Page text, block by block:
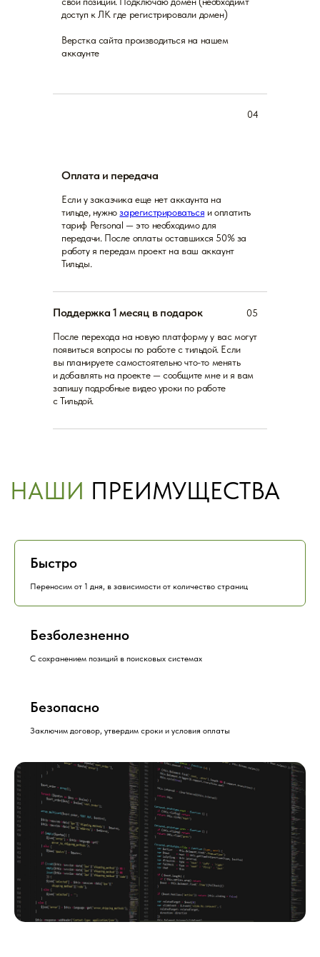
04
доступ к ЛК где регистрировали домен)
Верстка сайта производиться на нашем
аккаунте
Оплата и передача
Если у заказчика еще нет аккаунта на
тильде, нужнозарегистрироваться и оплатить
тариф Personal — это необходимо для
передачи. После оплаты оставшихся 50% за
работу я передам проект на ваш аккаунт
Тильды.
Поддержка 1 месяц в подарок 05
После перехода на новую платформу у вас могут
появиться вопросы по работе с тильдой. Если
вы планируете самостоятельно что-то менять
и добавлять на проекте — сообщите мне и я вам
запишу подробные видео уроки по работе
с Тильдой.
Быстро
Переносим от 1 дня, в зависимости от количество страниц
Безболезненно
С сохранением позиций в поисковых системах
Безопасно
Заключим договор, утвердим сроки и условия оплаты
Почему стоит заказать
Тильдуу нас?
свободу: уникальные анимации, сложные
лендинги, интернет-магазины, глубокие
интеграции с CRM и аналитикой — всё без
программирования.
Студия веб-дизайна NO-
специализируется напереносе сайтов с
на Tilda. Мы:
Перенесем контент и структуру без
Создадим современный, нешаблонный
дизайн.
Добавим необходимый функционал
(формы, калькуляторы, оплата).
Настроим аналитику и интеграции
(AmoCRM, Битрикс24 и др.).
Обеспечим сохранение SEO-позиций.
Вопросы о стоимостипереноса сайта с
Creatium на Tilda сегодня!
ЧАСТО ЗАДАВАЕМЫЕ
ВОПРОСЫ
Оставьте заявку на
бесплатную консультацию